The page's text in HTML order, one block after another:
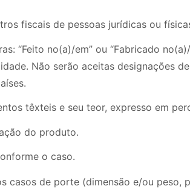
fiscais de pessoas jurídicas ou
“Feito no(a)/em” ou “Fabricado
Não serão aceitas designações
têxteis e seu teor, expresso em
do produto.
o caso.
casos de porte (dimensão e/ou peso,